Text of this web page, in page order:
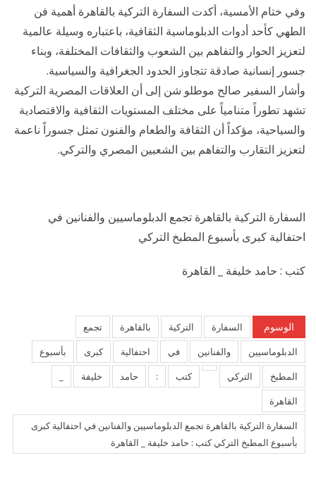
وفي ختام الأمسية، أكدت السفارة التركية بالقاهرة أهمية فن
الطهي كأحد أدوات الدبلوماسية الثقافية، باعتباره وسيلة عالمية
لتعزيز الحوار والتفاهم بين الشعوب والثقافات المختلفة، وبناء
جسور إنسانية صادقة تتجاوز الحدود الجغرافية والسياسية.
وأشار السفير صالح موطلو شن إلى أن العلاقات المصرية التركية
تشهد تطوراً متنامياً على مختلف المستويات الثقافية والاقتصادية
والسياحية، مؤكداً أن الثقافة والطعام والفنون تمثل جسوراً ناعمة
لتعزيز التقارب والتفاهم بين الشعبين المصري والتركي.
السفارة التركية بالقاهرة تجمع الدبلوماسيين والفنانين في
احتفالية كبرى بأسبوع المطبخ التركي
كتب : حامد خليفة _ القاهرة
الوسوم السفارة التركية بالقاهرة
تجمع
الدبلوماسيين
والفنانين في احتفالية كبرى
بأسبوع
المطبخ
التركي كتب : حامد خليفة
القاهرة
السفارة التركية بالقاهرة تجمع الدبلوماسيين والفنانين في احتفالية كبرى
بأسبوع المطبخ التركي كتب : حامد خليفة _ القاهرة